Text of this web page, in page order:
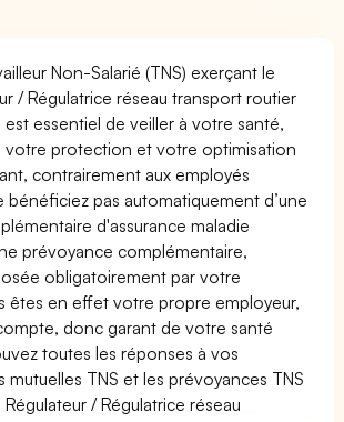
Non-Salarié (TNS) exerçant le
/ Régulatrice réseau transport routier
essentiel de veiller à votre santé,
protection et votre optimisation
contrairement aux employés
bénéficiez pas automatiquement d’une
d'assurance maladie
prévoyance complémentaire,
obligatoirement par votre
êtes en effet votre propre employeur,
donc garant de votre santé
toutes les réponses à vos
mutuelles TNS et les prévoyances TNS
/ Régulatrice réseau